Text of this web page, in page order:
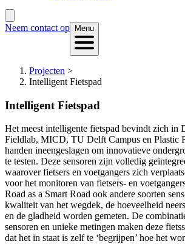
Neem contact op Menu
Projecten >
Intelligent Fietspad
Intelligent Fietspad
Het meest intelligente fietspad bevindt zich in
Fieldlab, MICD, TU Delft Campus en Plastic
handen ineengeslagen om innovatieve
te testen. Deze sensoren zijn volledig
waarover fietsers en voetgangers zich
voor het monitoren van fietsers- en
Road as a Smart Road ook andere soorten
kwaliteit van het wegdek, de hoeveelheid
en de gladheid worden gemeten. De
sensoren en unieke metingen maken deze
dat het in staat is zelf te ‘begrijpen’ hoe het